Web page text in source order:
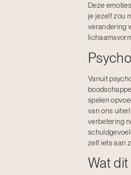
Deze
je jezelf zou
verandering
Vanuit
spelen
van ons
verbetering
zelf iets aan
Wat